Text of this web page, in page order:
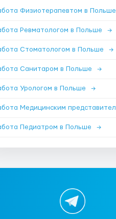
Физиотерапевтом в Польше
Ревматологом в Польше →
Стоматологом в Польше →
Санитаром в Польше →
Урологом в Польше →
Педиатром в Польше →